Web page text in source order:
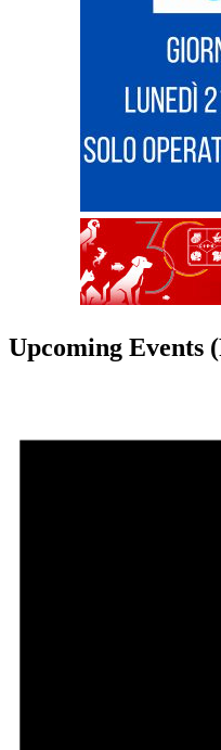
Upcoming Events